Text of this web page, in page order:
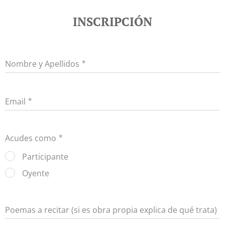
INSCRIPCIÓN
Nombre y Apellidos
Email
Acudes como
Participante
Oyente
Poemas a recitar (si es obra propia explica de qué trata)